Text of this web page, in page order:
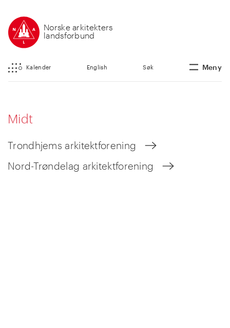
Norske arkitekters
landsforbund
Kalender English Søk Meny
Midt
Trondhjems arkitektforening
Nord-Trøndelag arkitektforening